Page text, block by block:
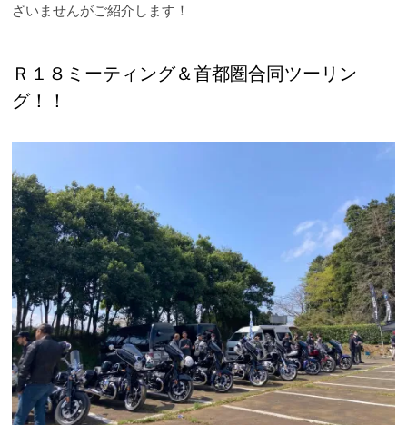
ざいませんがご紹介します！
Ｒ１８ミーティング＆首都圏合同ツーリン
グ！！